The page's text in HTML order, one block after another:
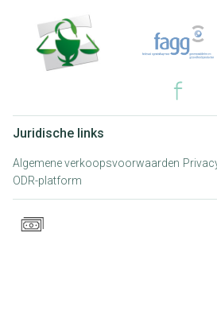
Juridische links
Algemene verkoopsvoorwaarden
ODR-platform